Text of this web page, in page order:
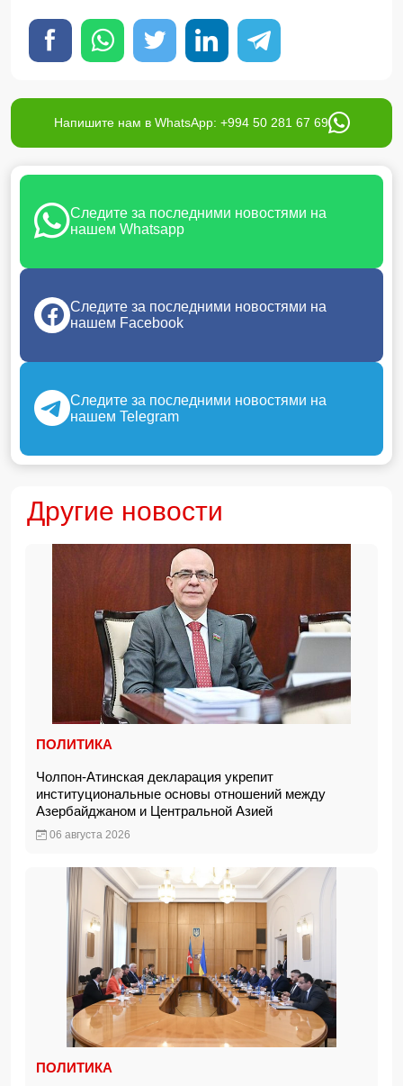
Напишите нам в WhatsApp: +994 50 281 67 69
Следите за последними новостями на
нашем Whatsapp
Следите за последними новостями на
нашем Facebook
Следите за последними новостями на
нашем Telegram
Другие новости
ПОЛИТИКА
Чолпон-Атинская декларация укрепит
институциональные основы отношений между
Азербайджаном и Центральной Азией
06 августа 2026
ПОЛИТИКА